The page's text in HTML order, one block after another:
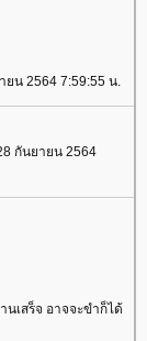
ยน 2564 7:59:55 น.
กันยายน 2564
เสร็จ อาจจะขำก็ได้